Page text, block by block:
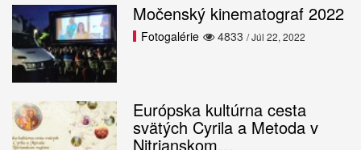
Močenský kinematograf 2022
4833
Fotogalérie / Júl 22, 2022
Európska kultúrna cesta
svätých Cyrila a Metoda v
Nitrianskom…